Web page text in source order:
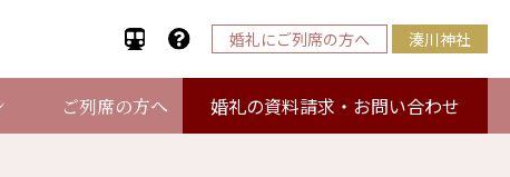
ご列席の方へ 婚礼の資料請求・お問い合わせ
婚礼にご列席の方へ 湊川神社